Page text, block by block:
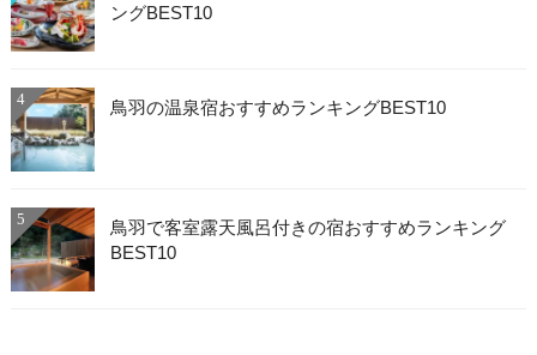
ングBEST10
4 鳥羽の温泉宿おすすめランキングBEST10
5
鳥羽で客室露天風呂付きの宿おすすめランキング
BEST10